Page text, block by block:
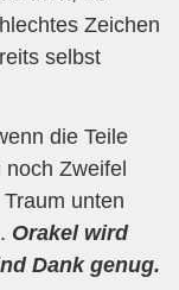
Zeichen
selbst
die Teile
noch Zweifel
unten
Orakel wird
Dank genug.